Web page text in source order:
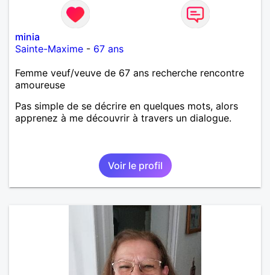
minia
Sainte-Maxime - 67 ans
Femme veuf/veuve de 67 ans recherche rencontre
amoureuse
Pas simple de se décrire en quelques mots, alors
apprenez à me découvrir à travers un dialogue.
Voir le profil